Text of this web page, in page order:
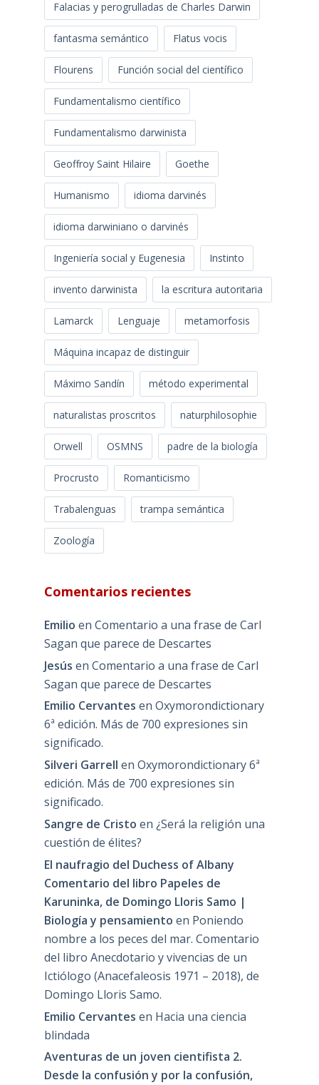
Falacias y perogrulladas de Charles Darwin
fantasma semántico Flatus vocis
Flourens Función social del científico
Fundamentalismo científico
Fundamentalismo darwinista
Geoffroy Saint Hilaire Goethe
Humanismo idioma darvinés
idioma darwiniano o darvinés
Ingeniería social y Eugenesia Instinto
invento darwinista la escritura autoritaria
Lamarck Lenguaje metamorfosis
Máquina incapaz de distinguir
Máximo Sandín método experimental
naturalistas proscritos naturphilosophie
Orwell OSMNS padre de la biología
Procrusto Romanticismo
Trabalenguas trampa semántica
Zoología
Comentarios recientes
Emilio en Comentario a una frase de Carl
Sagan que parece de Descartes
Jesús en Comentario a una frase de Carl
Sagan que parece de Descartes
Emilio Cervantes en Oxymorondictionary
6ª edición. Más de 700 expresiones sin
significado.
Silveri Garrell en Oxymorondictionary 6ª
edición. Más de 700 expresiones sin
significado.
Sangre de Cristo en ¿Será la religión una
cuestión de élites?
El naufragio del Duchess of Albany
Comentario del libro Papeles de
Karuninka, de Domingo Lloris Samo |
Biología y pensamiento en Poniendo
nombre a los peces del mar. Comentario
del libro Anecdotario y vivencias de un
Ictiólogo (Anacefaleosis 1971 – 2018), de
Domingo Lloris Samo.
Emilio Cervantes en Hacia una ciencia
blindada
Aventuras de un joven cientifista 2.
Desde la confusión y por la confusión,